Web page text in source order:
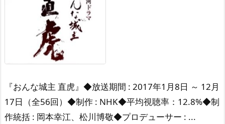
『おんな城主 直虎』 ◆放送期間 : 2017年1月8日 ～ 12月
17日
（全56回） ◆制作 : NHK◆平均視聴率：12.8%◆制
作統括 : 岡本幸江、松川博敬◆プロデューサー : ...